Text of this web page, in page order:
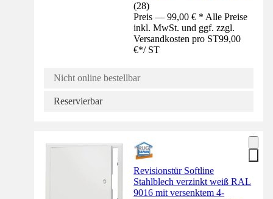
(28)
Preis — 99,00 € * Alle Preise
inkl. MwSt. und ggf. zzgl.
Versandkosten pro ST99,00
€*/ ST
Nicht online bestellbar
Reservierbar
Revisionstür Softline
Stahlblech verzinkt weiß RAL
9016 mit versenktem 4-